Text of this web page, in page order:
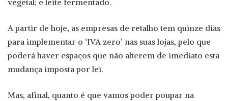
vegetal; e leite fermentado.
A partir de hoje, as empresas de retalho tem quinze dias
para implementar o ‘IVA zero’ nas suas lojas, pelo que
poderá haver espaços que não alterem de imediato esta
mudança imposta por lei.
Mas, afinal, quanto é que vamos poder poupar na